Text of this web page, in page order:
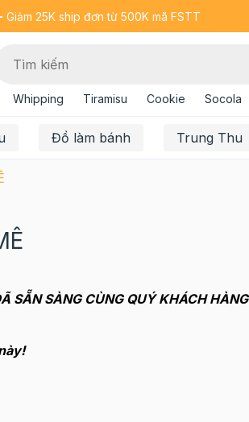
Giảm 25K ship đơn từ 500K mã FSTT
Whipping Tiramisu Cookie Socola
Đồ làm bánh Trung Thu
SẴN SÀNG CÙNG QUÝ KHÁCH HÀNG